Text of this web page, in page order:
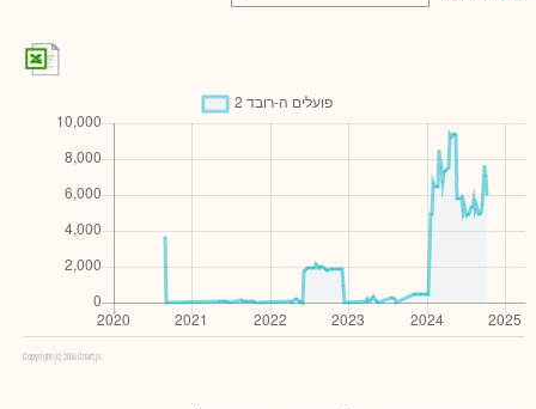
Copyright (c) 2016 Chart.js